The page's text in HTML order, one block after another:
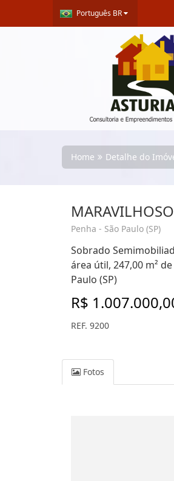
Português BR
Home Detalhe do
Penha - São Paulo (SP)
Sobrado
área útil, 247,00 m²
Paulo (SP)
R$
REF. 9200
Fotos